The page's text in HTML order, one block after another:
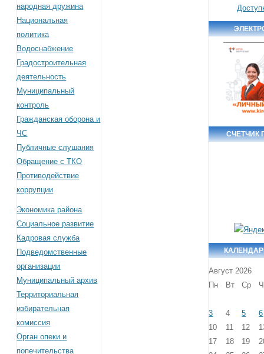
народная дружина
Национальная
политика
Водоснабжение
Градостроительная
деятельность
Муниципальный
контроль
Гражданская оборона и
ЧС
Публичные слушания
Обращение с ТКО
Противодействие
коррупции
Экономика района
Социальное развитие
Кадровая служба
Подведомственные
организации
Муниципальный архив
Территориальная
избирательная
комиссия
Орган опеки и
попечительства
СЧЕТЧИК
Август 2026
Пн
Вт Ср
3 4 5
6
10
11 12
17
18 19